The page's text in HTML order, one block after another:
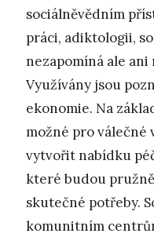
sociálněvědním
práci, adiktologii,
nezapomíná ale
Využívány jsou
ekonomie. Na
možné pro
vytvořit nabídku
které budou
skutečné potřeby.
komunitním